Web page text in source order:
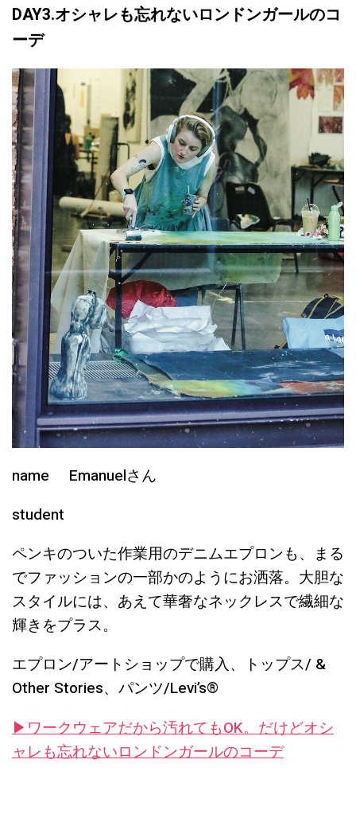
DAY3.オシャレも忘れないロンドンガールのコ
ーデ
name Emanuelさん
student
ペンキのついた作業用のデニムエプロンも、まる
でファッションの一部かのようにお洒落。大胆な
スタイルには、あえて華奢なネックレスで繊細な
輝きをプラス。
エプロン/アートショップで購入、トップス/ &
Other Stories、パンツ/Levi’s®︎
▶︎ワークウェアだから汚れてもOK。だけどオシ
ャレも忘れないロンドンガールのコーデ